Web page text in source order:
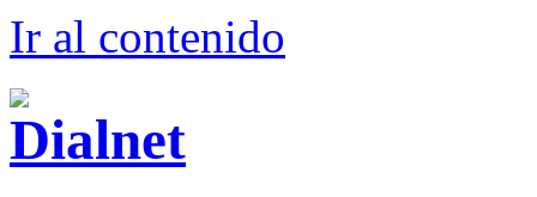
Ir al contenido